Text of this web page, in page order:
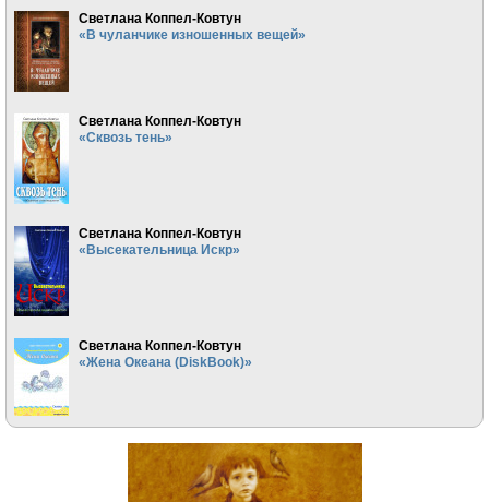
Светлана Коппел-Ковтун
«В чуланчике изношенных вещей»
Светлана Коппел-Ковтун
«Сквозь тень»
Светлана Коппел-Ковтун
«Высекательница Искр»
Светлана Коппел-Ковтун
«Жена Океана (DiskBook)»